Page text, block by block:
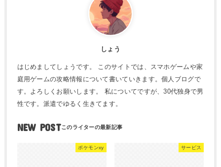
しょう
はじめましてしょうです。 このサイトでは、スマホゲームや家
庭用ゲームの攻略情報について書いていきます。個人ブログで
す。よろしくお願いします。 私についてですが、30代独身で男
性です。派遣でゆるく生きてます。
NEW POST
ポケモンxy サービス